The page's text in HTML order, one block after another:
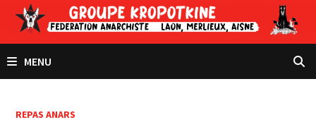
Passer
contenu
MENU
REPAS ANARS